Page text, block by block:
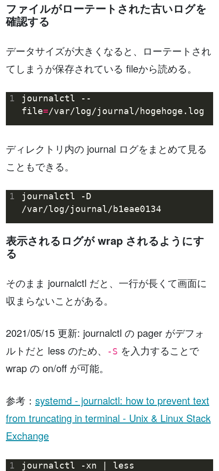
ファイルがローテートされた古いログを
確認する
データサイズが大きくなると、ローテートされ
てしまうが保存されている fileから読める。
1
journalctl --
file=
ディレクトリ内の journal ログをまとめて見る
こともできる。
1
journalctl -D
表示されるログが wrap されるようにす
る
そのまま journalctl だと、一行が長くて画面に
収まらないことがある。
2021/05/15 更新: journalctl の pager がデフォ
ルトだと less のため、
-S を入力することで
wrap の on/off が可能。
参考： systemd - journalctl: how to prevent text
from truncating in terminal - Unix & Linux Stack
Exchange
1